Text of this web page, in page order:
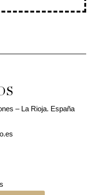
– La Rioja. España